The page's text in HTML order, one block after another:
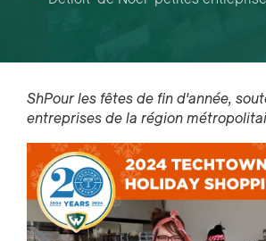
ShPour les fêtes de fin d'année,
entreprises de la région